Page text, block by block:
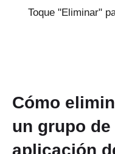
Toque "Eliminar"
Cómo
un grupo
aplicación